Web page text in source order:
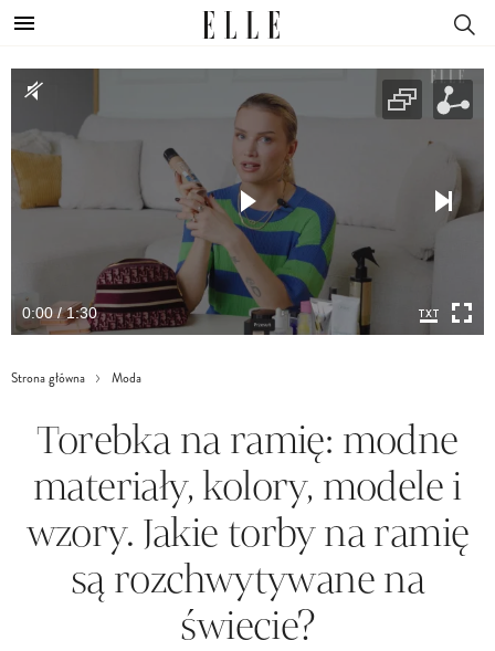
0:00 / 1:30
Strona główna Moda
Torebka na ramię: modne
materiały, kolory, modele i
wzory. Jakie torby na ramię
są rozchwytywane na
świecie?